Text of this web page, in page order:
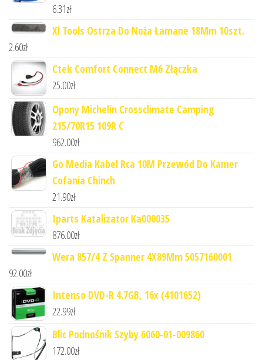
6.31zł
Xl Tools Ostrza Do Noża Łamane 18Mm 10szt.
2.60zł
Ctek Comfort Connect M6 Złączka
25.00zł
Opony Michelin Crossclimate Camping
215/70R15 109R C
962.00zł
Go Media Kabel Rca 10M Przewód Do Kamer
Cofania Chinch
21.90zł
Iparts Katalizator Ka000035
876.00zł
Wera 857/4 Z Spanner 4X89Mm 5057160001
92.00zł
Intenso DVD-R 4.7GB, 16x (4101652)
22.99zł
Blic Podnośnik Szyby 6060-01-009860
172.00zł